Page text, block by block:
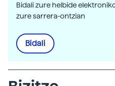
Bidali zure helbide
zure sarrera-ontzian
Bidali